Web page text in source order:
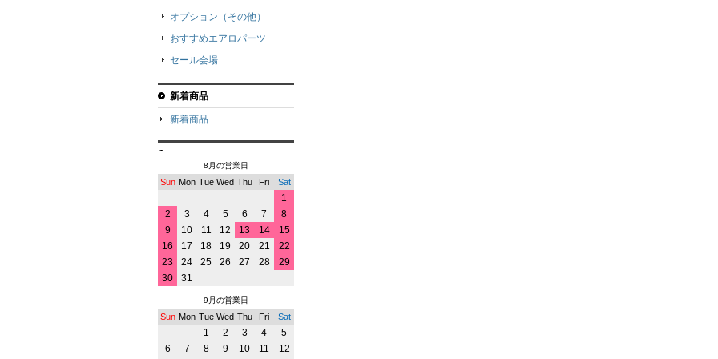
オプション（その他）
おすすめエアロパーツ
セール会場
新着商品
新着商品
8月の営業日
Sun Mon Tue Wed Thu Fri Sat
1
2
3 4 5 6 7
8
9
10 11 12 13 14
15
16
17 18 19 20 21
22
23
24 25 26 27 28
29
30
31
9月の営業日
Sun Mon Tue Wed Thu Fri Sat
1 2 3 4
5
6
7 8 9 10 11 12